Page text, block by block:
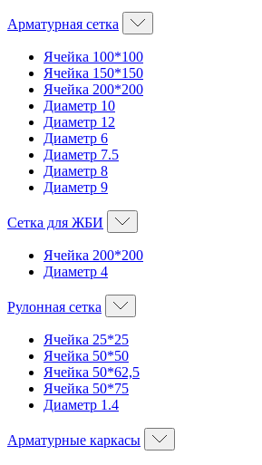
Арматурная сетка
Ячейка 100*100
Ячейка 150*150
Ячейка 200*200
Диаметр 10
Диаметр 12
Диаметр 6
Диаметр 7.5
Диаметр 8
Диаметр 9
Сетка для ЖБИ
Ячейка 200*200
Диаметр 4
Рулонная сетка
Ячейка 25*25
Ячейка 50*50
Ячейка 50*62,5
Ячейка 50*75
Диаметр 1.4
Арматурные каркасы